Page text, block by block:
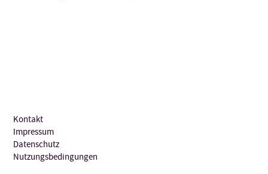
Kontakt
Impressum
Datenschutz
Nutzungsbedingungen